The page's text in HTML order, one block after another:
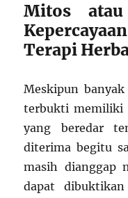
Mitos
Terapi
Meskipun
terbukti memiliki
yang beredar
diterima begitu
masih dianggap
dapat